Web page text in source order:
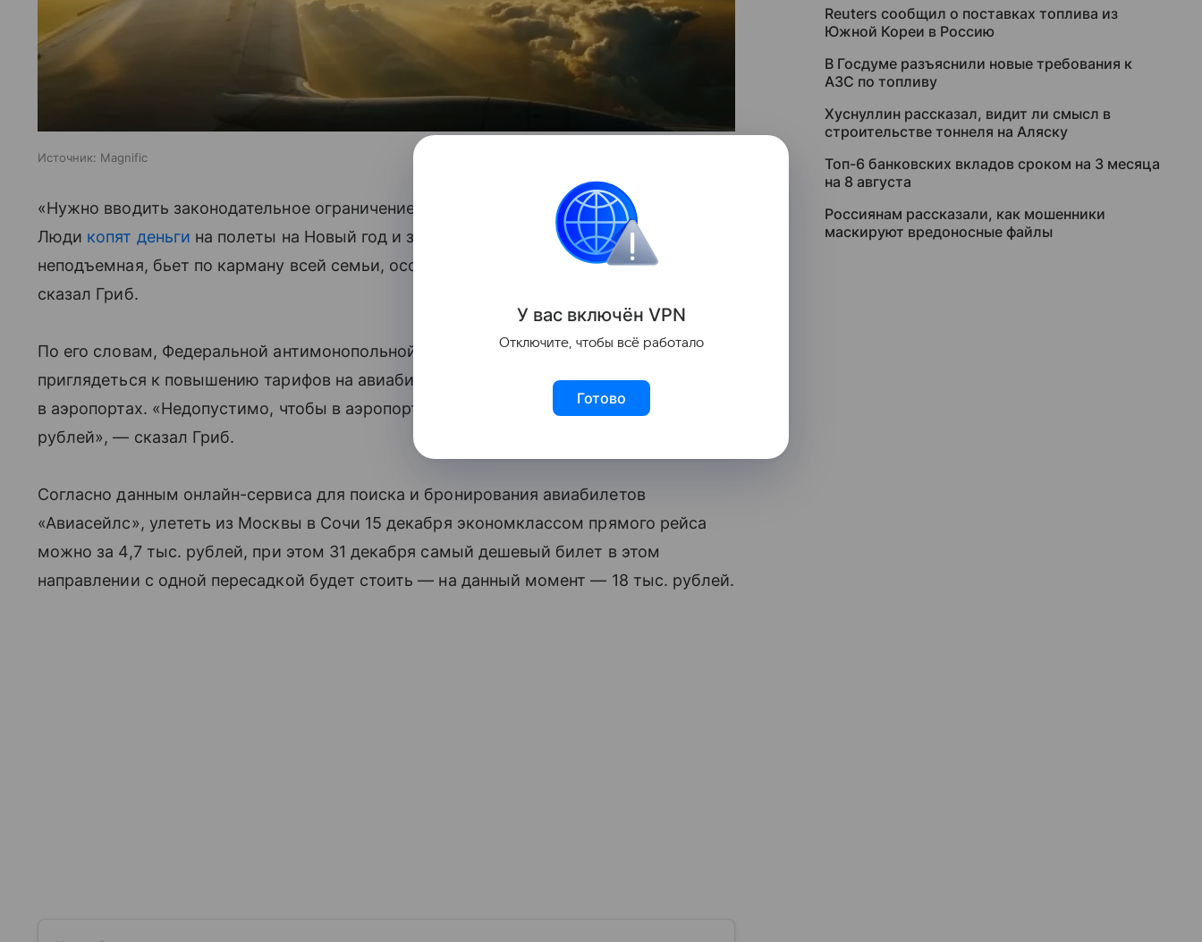
Источник: Magnific
«Нужно вводить законодательное ограничение на повышение цен на авиабилеты.
Люди копят деньги на полеты на Новый год и зачастую стоимость этих билетов
неподъемная, бьет по карману всей семьи, особенно если это семья с детьми», —
сказал Гриб.
По его словам, Федеральной антимонопольной службе стоит внимательно
приглядеться к повышению тарифов на авиабилеты в праздники, а также на цены
в аэропортах. «Недопустимо, чтобы в аэропортах вода продавалась по цене 300−400
рублей», — сказал Гриб.
Согласно данным онлайн-сервиса для поиска и бронирования авиабилетов
«Авиасейлс», улететь из Москвы в Сочи 15 декабря экономклассом прямого рейса
можно за 4,7 тыс. рублей, при этом 31 декабря самый дешевый билет в этом
направлении с одной пересадкой будет стоить — на данный момент — 18 тыс. рублей.
Reuters сообщил о поставках топлива из
Южной Кореи в Россию
В Госдуме разъяснили новые требования к
АЗС по топливу
Хуснуллин рассказал, видит ли смысл в
строительстве тоннеля на Аляску
Топ-6 банковских вкладов сроком на 3 месяца
на 8 августа
Россиянам рассказали, как мошенники
маскируют вредоносные файлы
У вас включён VPN
Отключите, чтобы всё работало
Готово